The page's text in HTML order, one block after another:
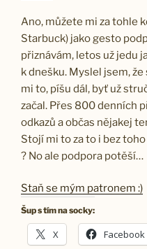
Ano, můžete mi za tohle
Starbuck) jako gesto
přiznávám, letos už jedu
k dnešku. Myslel jsem, že
mi to, píšu dál, byť už
začal. Přes 800 denních
odkazů a občas nějakej
Stojí mi to za to i bez
? No ale podpora potěší…
Staň se mým patronem :)
Šup s tím na socky:
X Facebook